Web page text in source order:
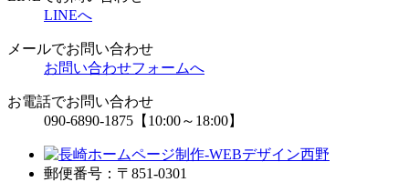
LINEへ
メールでお問い合わせ
お問い合わせフォームへ
お電話でお問い合わせ
090-6890-1875 【10:00～18:00】
郵便番号：〒851-0301